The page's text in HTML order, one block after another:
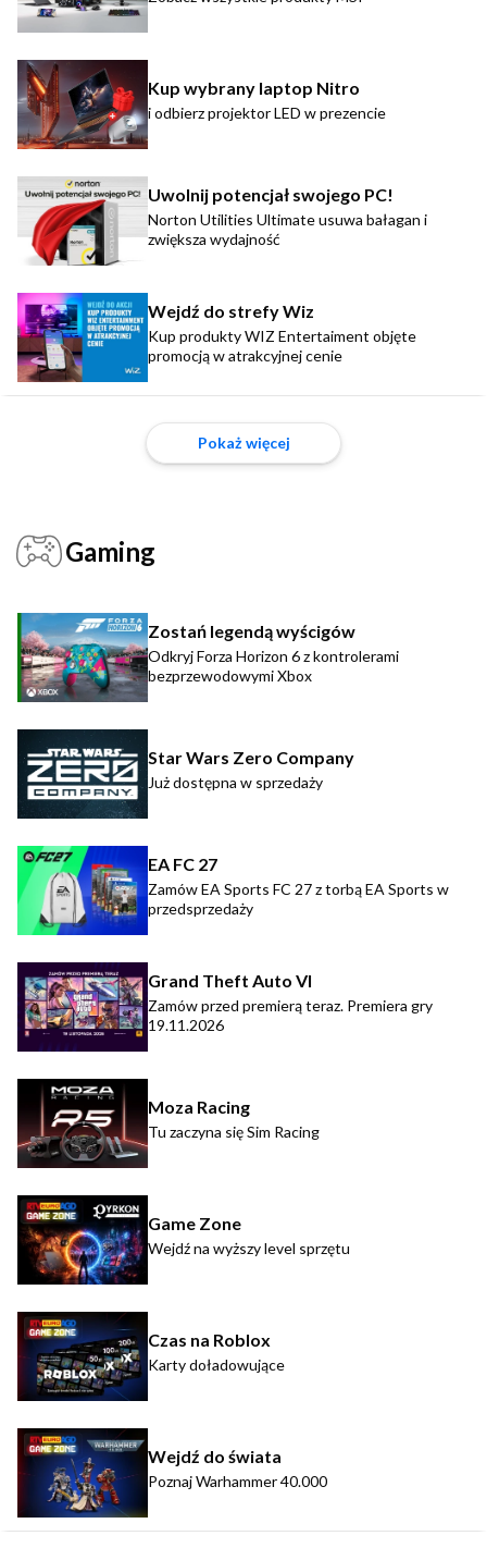
Kup wybrany laptop Nitro
i odbierz projektor LED w prezencie
Uwolnij potencjał swojego PC!
Norton Utilities Ultimate usuwa bałagan i
zwiększa wydajność
Wejdź do strefy Wiz
Kup produkty WIZ Entertaiment objęte
promocją w atrakcyjnej cenie
Pokaż więcej
Gaming
Zostań legendą wyścigów
Odkryj Forza Horizon 6 z kontrolerami
bezprzewodowymi Xbox
Star Wars Zero Company
Już dostępna w sprzedaży
EA FC 27
Zamów EA Sports FC 27 z torbą EA Sports w
przedsprzedaży
Grand Theft Auto VI
Zamów przed premierą teraz. Premiera gry
19.11.2026
Moza Racing
Tu zaczyna się Sim Racing
Game Zone
Wejdź na wyższy level sprzętu
Czas na Roblox
Karty doładowujące
Wejdź do świata
Poznaj Warhammer 40.000